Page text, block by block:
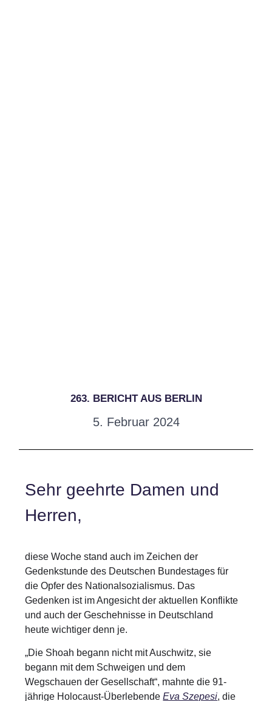
263. BERICHT AUS BERLIN
5. Februar 2024
Sehr geehrte Damen und
Herren,
diese Woche stand auch im Zeichen der
Gedenkstunde des Deutschen Bundestages für
die Opfer des Nationalsozialismus. Das
Gedenken ist im Angesicht der aktuellen Konflikte
und auch der Geschehnisse in Deutschland
heute wichtiger denn je.
„Die Shoah begann nicht mit Auschwitz, sie
begann mit dem Schweigen und dem
Wegschauen der Gesellschaft“, mahnte die 91-
jährige Holocaust-ÜberlebendeEva Szepesi, die